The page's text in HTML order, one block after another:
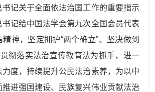
记关于全面依法治国工作的重要指示
记给中国法学会第九次全国会员代表
神，坚定拥护“两个确立”、坚决做到
贯彻落实法治宣传教育法为抓手，进一
度，持续提升公民法治素养，为以中
推进强国建设、民族复兴伟业贡献法治